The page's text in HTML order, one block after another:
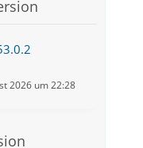
2026 um 22:28